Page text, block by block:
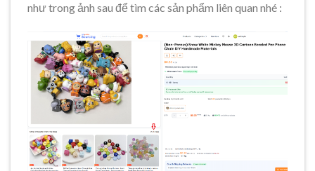
như trong ảnh sau để tìm các sản phẩm liên quan nhé :